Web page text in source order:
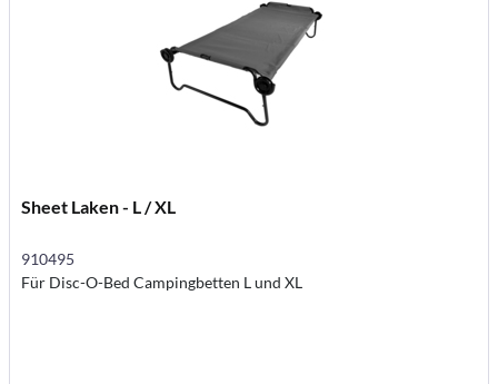
Sheet Laken - L / XL
910495
Für Disc-O-Bed Campingbetten L und XL